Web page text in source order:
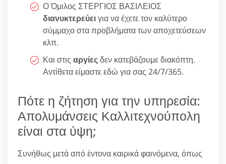
Ο Όμιλος ΣΤΕΡΓΙΟΣ ΒΑΣΙΛΕΙΟΣ
διανυκτερεύειγια να έχετε τον καλύτερο
σύμμαχο στα προβλήματα των αποχετεύσεων
κλπ.
Και στις αργίεςδεν κατεβάζουμε διακόπτη.
Αντίθετα είμαστε εδώ για σας 24/7/365.
Πότε η ζήτηση για την υπηρεσία:
Απολυμάνσεις Καλλιτεχνούπολη
είναι στα ύψη;
Συνήθως μετά από έντονα καιρικά φαινόμενα, όπως